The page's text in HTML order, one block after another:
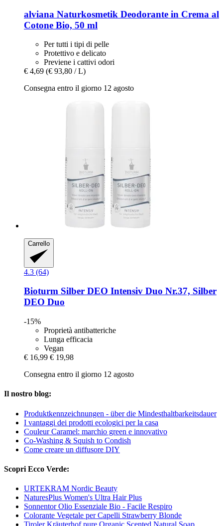
alviana Naturkosmetik Deodorante in Crema al
Cotone Bio, 50 ml
Per tutti i tipi di pelle
Protettivo e delicato
Previene i cattivi odori
€ 4,69 (€ 93,80 / L)
Consegna entro il giorno 12 agosto
Carrello
4.3 (64)
Bioturm Silber DEO Intensiv Duo Nr.37, Silber
DEO Duo
-15%
Proprietà antibatteriche
Lunga efficacia
Vegan
€ 16,99 € 19,98
Consegna entro il giorno 12 agosto
Il nostro blog:
Produktkennzeichnungen - über die Mindesthaltbarkeitsdauer
I vantaggi dei prodotti ecologici per la casa
Couleur Caramel: marchio green e innovativo
Co-Washing & Squish to Condish
Come creare un diffusore DIY
Scopri Ecco Verde:
URTEKRAM Nordic Beauty
NaturesPlus Women's Ultra Hair Plus
Sonnentor Olio Essenziale Bio - Facile Respiro
Colorante Vegetale per Capelli Strawberry Blonde